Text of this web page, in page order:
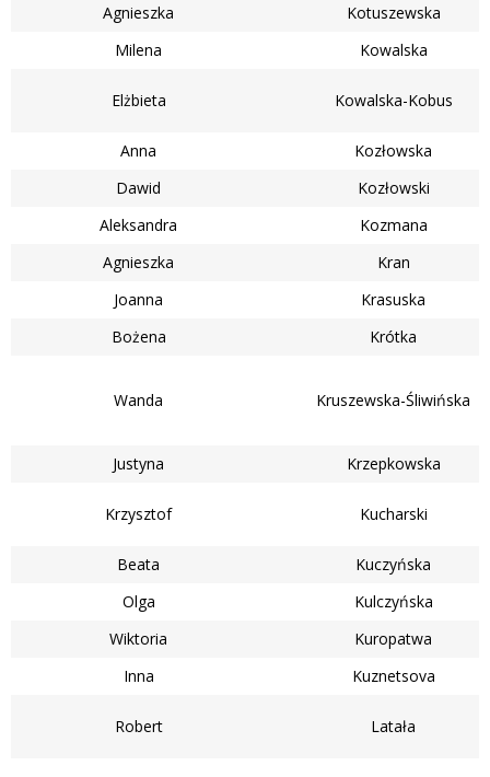
Agnieszka
Kotuszewska
Milena
Kowalska
Elżbieta Kowalska-Kobus
Anna
Kozłowska
Dawid
Kozłowski
Aleksandra
Kozmana
Agnieszka
Kran
Joanna
Krasuska
Bożena
Krótka
Wanda Kruszewska-Śliwińska
Justyna Krzepkowska
Krzysztof Kucharski
Beata
Kuczyńska
Olga
Kulczyńska
Wiktoria
Kuropatwa
Inna
Kuznetsova
Robert Latała